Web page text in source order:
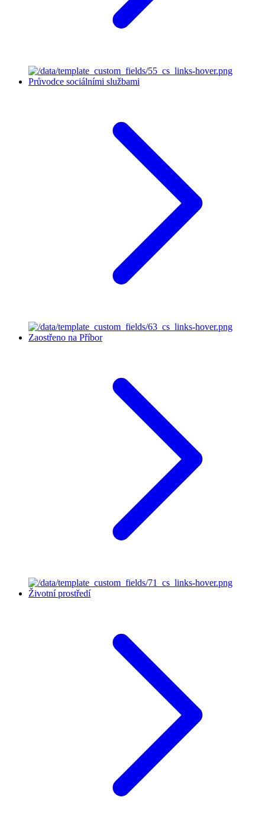
Průvodce sociálními službami
Zaostřeno na Příbor
Životní prostředí